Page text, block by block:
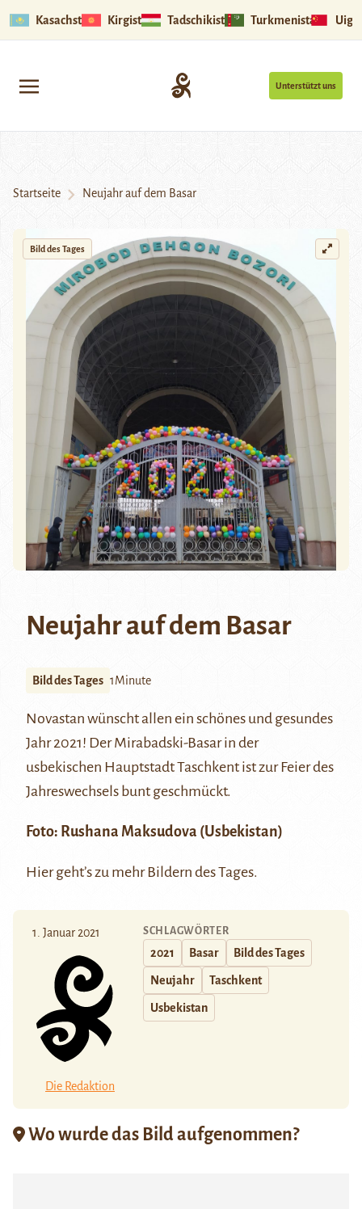
Kasachstan Kirgistan Tadschikistan Turkmenistan
Unterstützt uns
Startseite Neujahr auf dem Basar
Bild des Tages
Neujahr auf dem Basar
Bild des Tages 1Minute
Novastan wünscht allen ein schönes und gesundes
Jahr 2021! Der Mirabadski-Basar in der
usbekischen Hauptstadt Taschkent ist zur Feier des
Jahreswechsels bunt geschmückt.
Foto: Rushana Maksudova (Usbekistan)
Hiergeht’s zu mehr Bildern des Tages.
1. Januar 2021
Die Redaktion
SCHLAGWÖRTER
2021 Basar Bild des Tages
Neujahr Taschkent
Usbekistan
Wo wurde das Bild aufgenommen?